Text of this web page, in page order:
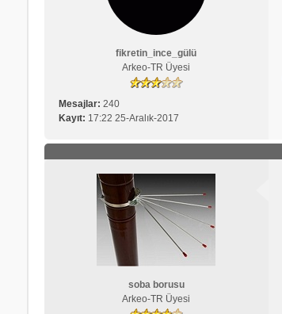
fikretin_ince_gülü
Arkeo-TR Üyesi
Mesajlar: 240
Kayıt: 17:22 25-Aralık-2017
soba borusu
Arkeo-TR Üyesi